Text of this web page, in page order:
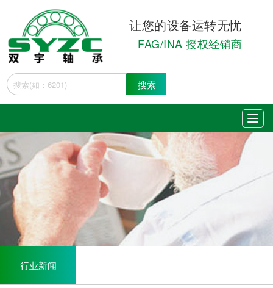
让您的设备运转无忧
FAG/INA 授权经销商
搜索
行业新闻